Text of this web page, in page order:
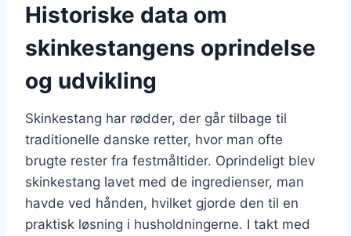
Historiske data om
skinkestangens oprindelse
og udvikling
Skinkestang har rødder, der går tilbage til
traditionelle danske retter, hvor man ofte
brugte rester fra festmåltider. Oprindeligt blev
skinkestang lavet med de ingredienser, man
havde ved hånden, hvilket gjorde den til en
praktisk løsning i husholdningerne. I takt med